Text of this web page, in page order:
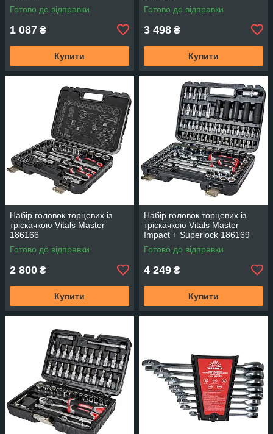
Готово до відправки
1 087 ₴
Купити
Готово до відправки
3 498 ₴
Купити
Набір головок торцевих із
тріскачкою Vitals Master
186166
Готово до відправки
2 800 ₴
Купити
Набір головок торцевих із
тріскачкою Vitals Master
Impact + Superlock 186169
Готово до відправки
4 249 ₴
Купити